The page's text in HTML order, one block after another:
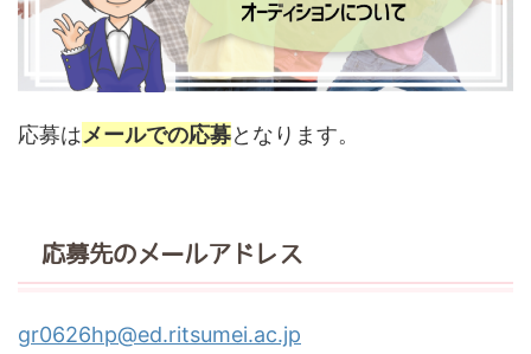
応募はメールでの応募となります。
応募先のメールアドレス
gr0626hp@ed.ritsumei.ac.jp